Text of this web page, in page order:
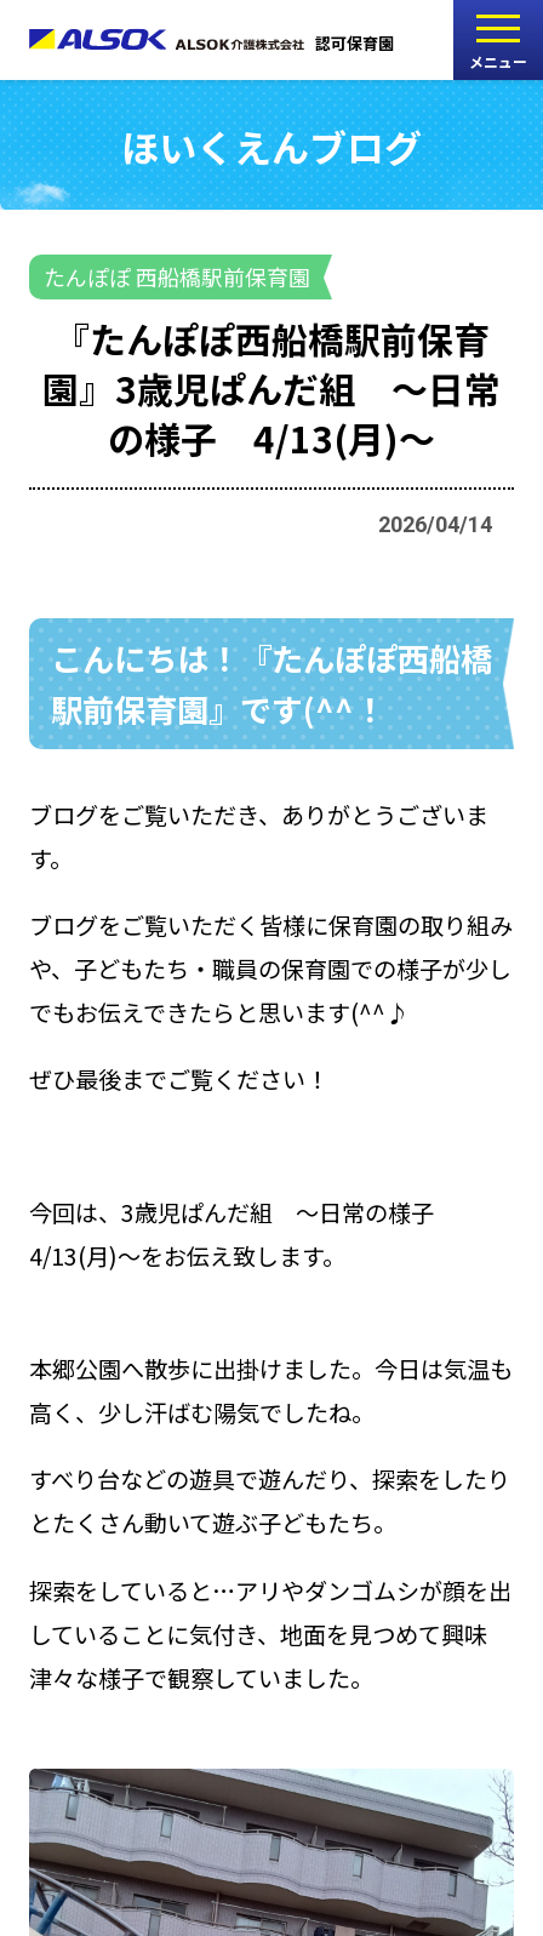
認可保育園
メニュー
こどもの家
志木中宗岡保育園
たんぽぽ
西船橋駅前保育園
たんぽぽ
海神町南保育園
採用情報
048-631-3721 お問い合わせ
ほいくえんブログ
たんぽぽ 西船橋駅前保育園
『たんぽぽ西船橋駅前保育
園』3歳児ぱんだ組 ～日常
の様子 4/13(月)～
2026/04/14
こんにちは！『たんぽぽ西船橋
駅前保育園』です(^^！
ブログをご覧いただき、ありがとうございま
す。
ブログをご覧いただく皆様に保育園の取り組み
や、子どもたち・職員の保育園での様子が少し
でもお伝えできたらと思います(^^♪
ぜひ最後までご覧ください！
今回は、3歳児ぱんだ組 ～日常の様子
4/13(月)～をお伝え致します。
本郷公園へ散歩に出掛けました。今日は気温も
高く、少し汗ばむ陽気でしたね。
すべり台などの遊具で遊んだり、探索をしたり
とたくさん動いて遊ぶ子どもたち。
探索をしていると…アリやダンゴムシが顔を出
していることに気付き、地面を見つめて興味
津々な様子で観察していました。